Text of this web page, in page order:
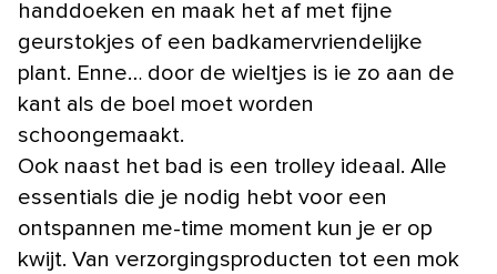
handdoeken en maak het af met fijne
geurstokjes of een badkamervriendelijke
plant. Enne… door de wieltjes is ie zo aan de
kant als de boel moet worden
schoongemaakt.
Ook naast het bad is een trolley ideaal. Alle
essentials die je nodig hebt voor een
ontspannen me-time moment kun je er op
kwijt. Van verzorgingsproducten tot een mok